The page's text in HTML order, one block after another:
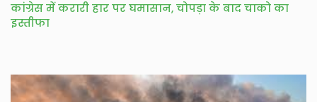
कांग्रेस में करारी हार पर घमासान, चोपड़ा के बाद चाको का
इस्तीफा